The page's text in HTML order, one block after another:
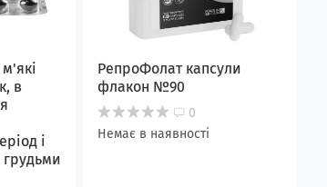
в
і
грудьми
РепроФолат капсули
флакон №90
0
Немає в наявності